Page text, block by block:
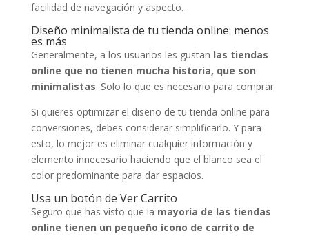
facilidad de navegación y aspecto.
Diseño minimalista de tu tienda online: menos
es más
Generalmente, a los usuarios les gustan las tiendas
online que no tienen mucha historia, que son
minimalistas. Solo lo que es necesario para comprar.
Si quieres optimizar el diseño de tu tienda online para
conversiones, debes considerar simplificarlo. Y para
esto, lo mejor es eliminar cualquier información y
elemento innecesario haciendo que el blanco sea el
color predominante para dar espacios.
Usa un botón de Ver Carrito
Seguro que has visto que la mayoría de las tiendas
online tienen un pequeño ícono de carrito de